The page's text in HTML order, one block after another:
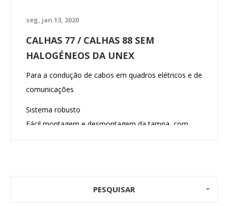
seg, jan 13, 2020
CALHAS 77 / CALHAS 88 SEM
HALOGÉNEOS DA UNEX
Para a condução de cabos em quadros elétricos e de
comunicações
Sistema robusto
Fácil montagem e desmontagem da tampa, com
PESQUISAR